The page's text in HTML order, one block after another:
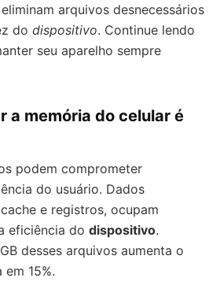
arquivos desnecessários
do dispositivo. Continue lendo
seu aparelho sempre
a memória do celular é
podem comprometer
do usuário. Dados
e registros, ocupam
eficiência do dispositivo.
desses arquivos aumenta o
15%.